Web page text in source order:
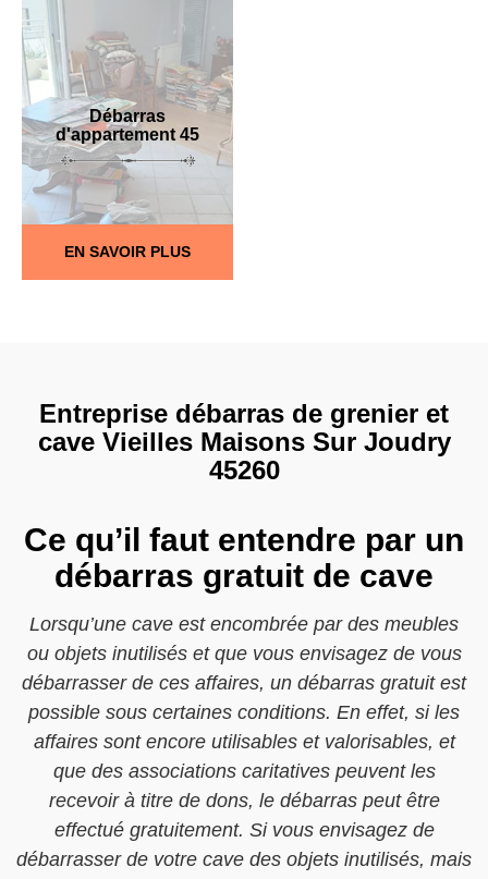
Débarras
d'appartement 45
EN SAVOIR PLUS
Entreprise débarras de grenier et
cave Vieilles Maisons Sur Joudry
45260
Ce qu’il faut entendre par un
débarras gratuit de cave
Lorsqu’une cave est encombrée par des meubles
ou objets inutilisés et que vous envisagez de vous
débarrasser de ces affaires, un débarras gratuit est
possible sous certaines conditions. En effet, si les
affaires sont encore utilisables et valorisables, et
que des associations caritatives peuvent les
recevoir à titre de dons, le débarras peut être
effectué gratuitement. Si vous envisagez de
débarrasser de votre cave des objets inutilisés, mais